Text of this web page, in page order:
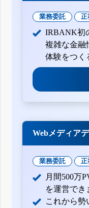
業務委託 正
IRBANK初
複雑な金融
体験をつく
Webメディア
業務委託 正
月間500万
を運営でき
これから勢